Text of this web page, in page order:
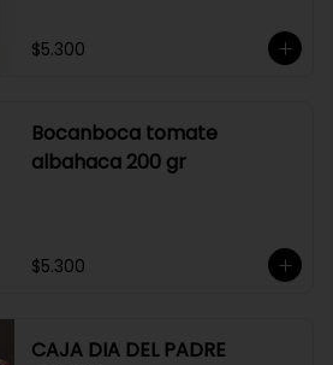
$5.300
Bocanboca tomate
albahaca 200 gr
$5.300
CAJA DIA DEL PADRE